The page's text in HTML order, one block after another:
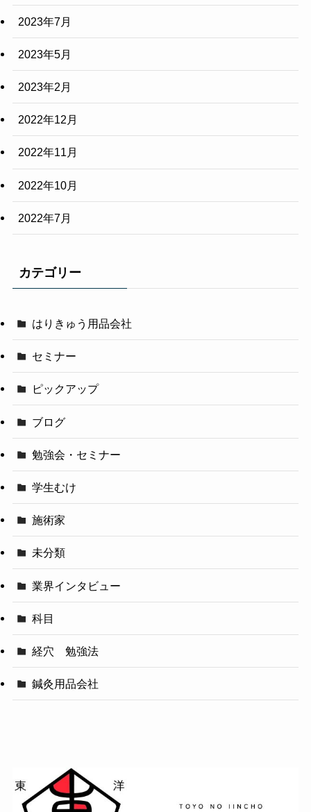
2023年7月
2023年5月
2023年2月
2022年12月
2022年11月
2022年10月
2022年7月
カテゴリー
はりきゅう用品会社
セミナー
ピックアップ
ブログ
勉強会・セミナー
学生むけ
施術家
未分類
業界インタビュー
科目
経穴 勉強法
鍼灸用品会社